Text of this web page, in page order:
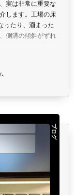
実は非常に重要な
します。工場の床
ったり、溜まった
側溝の傾斜がずれ
ブログ